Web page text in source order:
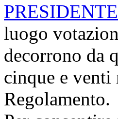
PRESIDENTE
luogo
decorrono da
cinque e
Regolamento.